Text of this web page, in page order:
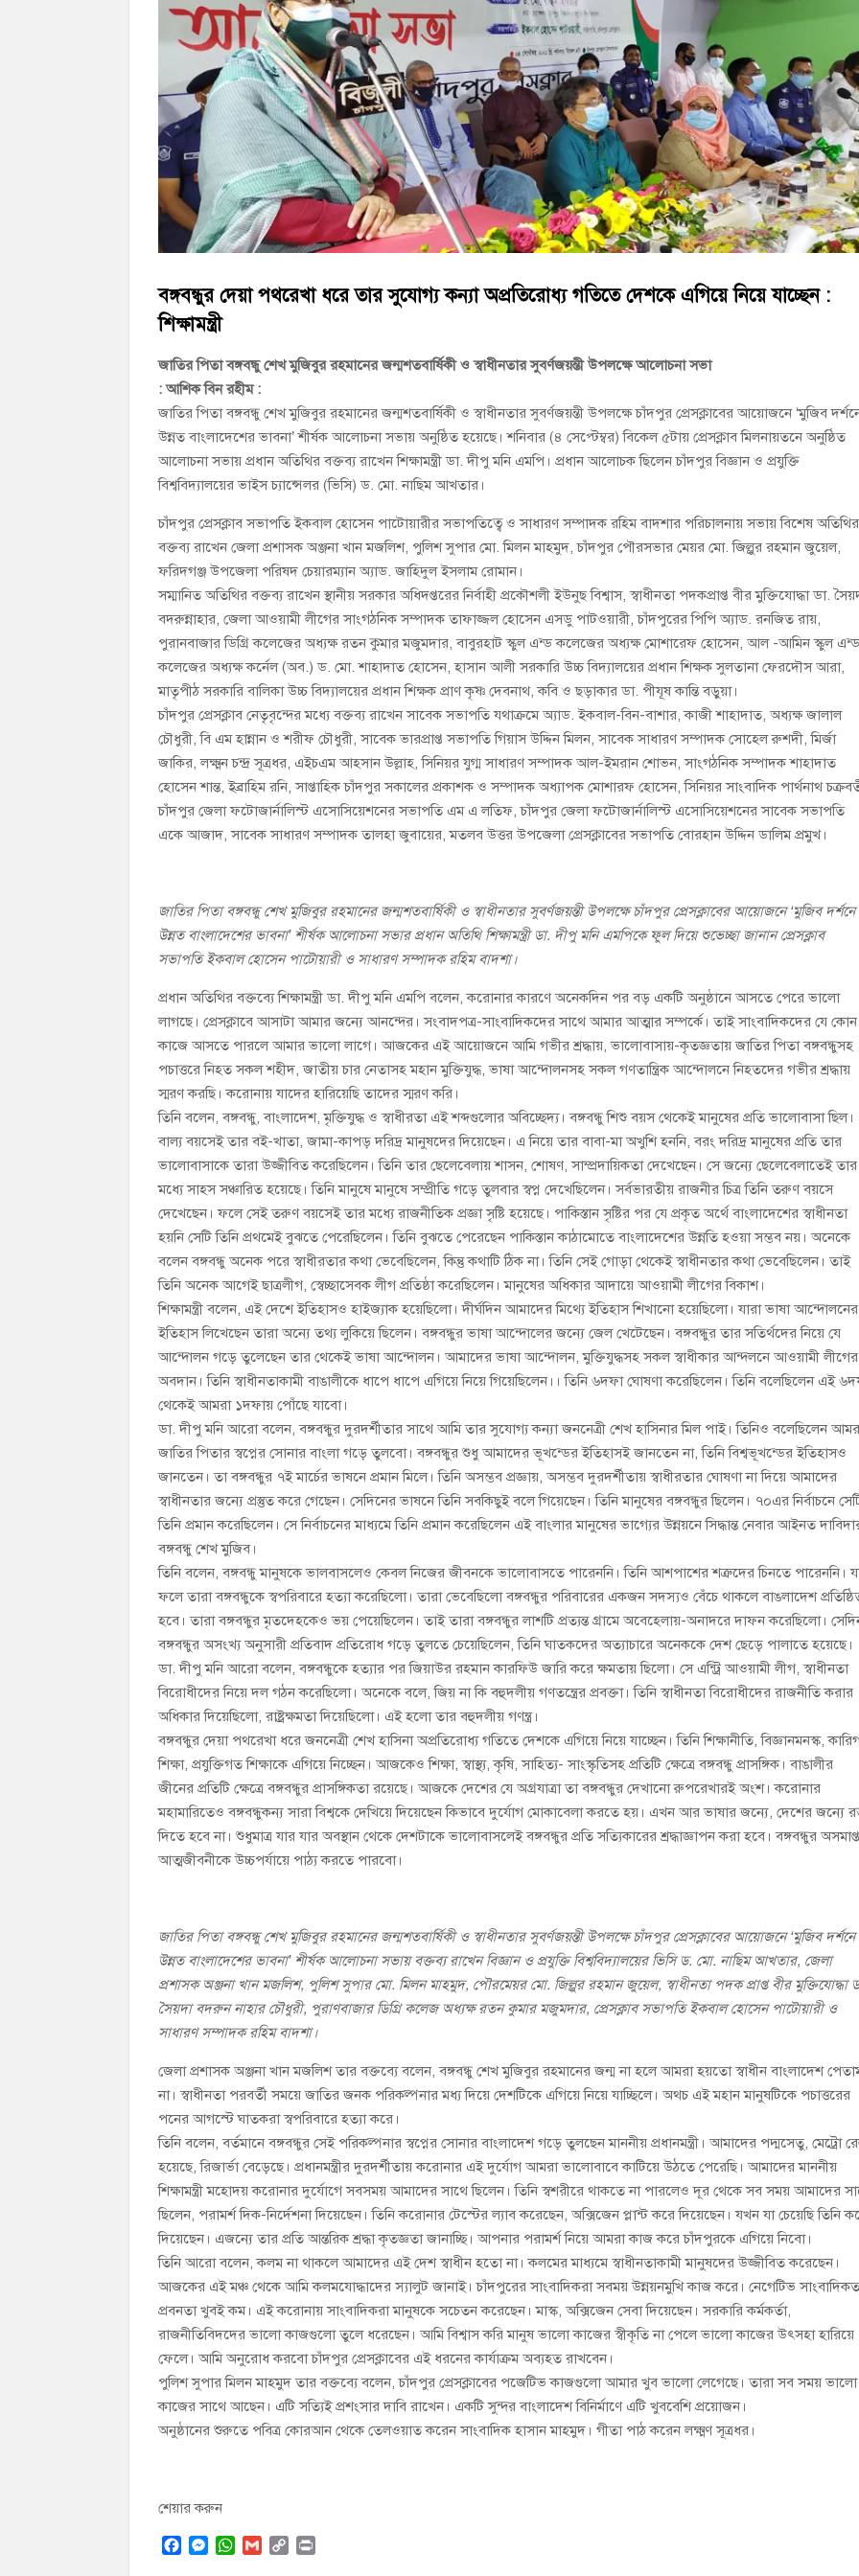
চাঁদপুর জেলা বিএনপির সিনিয়র সহ-সভাপতি মাহবুব আনোয়ার বাবলুর মৃত্যুতে স্মরণ সভা ও দোয়া মাহফিল
চাঁদপুর পৌরসভার ২০৫ কোটি টাকার বাজেট ঘোষণা
কচুয়ায় পৃথক অভিযানে ২০১ পিস ইয়াবা ও ৫০ গ্রাম গাঁজাসহ ৩ মাদক কারবারি গ্রেপ্তার
বঙ্গবন্ধুর দেয়া পথরেখা ধরে তার সুযোগ্য কন্যা অপ্রতিরোধ্য গতিতে দেশকে এগিয়ে নিয়ে যাচ্ছেন :
শিক্ষামন্ত্রী
জাতির পিতা বঙ্গবন্ধু শেখ মুজিবুর রহমানের জন্মশতবার্ষিকী ও স্বাধীনতার সুবর্ণজয়ন্তী উপলক্ষে আলোচনা সভা
: আশিক বিন রহীম :
জাতির পিতা বঙ্গবন্ধু শেখ মুজিবুর রহমানের জন্মশতবার্ষিকী ও স্বাধীনতার সুবর্ণজয়ন্তী উপলক্ষে চাঁদপুর প্রেসক্লাবের আয়োজনে ‘মুজিব
উন্নত বাংলাদেশের ভাবনা’ শীর্ষক আলোচনা সভায় অনুষ্ঠিত হয়েছে। শনিবার (৪ সেপ্টেম্বর) বিকেল ৫টায় প্রেসক্লাব মিলনায়তনে অনুষ্ঠিত
আলোচনা সভায় প্রধান অতিথির বক্তব্য রাখেন শিক্ষামন্ত্রী ডা. দীপু মনি এমপি। প্রধান আলোচক ছিলেন চাঁদপুর বিজ্ঞান ও প্রযুক্তি
বিশ্ববিদ্যালয়ের ভাইস চ্যান্সেলর (ভিসি) ড. মো. নাছিম আখতার।
চাঁদপুর প্রেসক্লাব সভাপতি ইকবাল হোসেন পাটোয়ারীর সভাপতিত্বে ও সাধারণ সম্পাদক রহিম বাদশার পরিচালনায় সভায় বিশেষ অতিথির
বক্তব্য রাখেন জেলা প্রশাসক অঞ্জনা খান মজলিশ, পুলিশ সুপার মো. মিলন মাহমুদ, চাঁদপুর পৌরসভার মেয়র মো. জিল্লুর রহমান জুয়েল,
ফরিদগঞ্জ উপজেলা পরিষদ চেয়ারম্যান অ্যাড. জাহিদুল ইসলাম রোমান।
সম্মানিত অতিথির বক্তব্য রাখেন স্থানীয় সরকার অধিদপ্তরের নির্বাহী প্রকৌশলী ইউনুছ বিশ্বাস, স্বাধীনতা পদকপ্রাপ্ত বীর মুক্তিযোদ্ধা ডা.
বদরুন্নাহার, জেলা আওয়ামী লীগের সাংগঠনিক সম্পাদক তাফাজ্জল হোসেন এসডু পাটওয়ারী, চাঁদপুরের পিপি অ্যাড. রনজিত রায়,
পুরানবাজার ডিগ্রি কলেজের অধ্যক্ষ রতন কুমার মজুমদার, বাবুরহাট স্কুল এন্ড কলেজের অধ্যক্ষ মোশারেফ হোসেন, আল -আমিন স্কুল এন্ড
কলেজের অধ্যক্ষ কর্নেল (অব.) ড. মো. শাহাদাত হোসেন, হাসান আলী সরকারি উচ্চ বিদ্যালয়ের প্রধান শিক্ষক সুলতানা ফেরদৌস আরা,
মাতৃপীঠ সরকারি বালিকা উচ্চ বিদ্যালয়ের প্রধান শিক্ষক প্রাণ কৃষ্ণ দেবনাথ, কবি ও ছড়াকার ডা. পীযূষ কান্তি বড়ুয়া।
চাঁদপুর প্রেসক্লাব নেতৃবৃন্দের মধ্যে বক্তব্য রাখেন সাবেক সভাপতি যথাক্রমে অ্যাড. ইকবাল-বিন-বাশার, কাজী শাহাদাত, অধ্যক্ষ জালাল
চৌধুরী, বি এম হান্নান ও শরীফ চৌধুরী, সাবেক ভারপ্রাপ্ত সভাপতি গিয়াস উদ্দিন মিলন, সাবেক সাধারণ সম্পাদক সোহেল রুশদী, মির্জা
জাকির, লক্ষ্মন চন্দ্র সূত্রধর, এইচএম আহসান উল্লাহ, সিনিয়র যুগ্ম সাধারণ সম্পাদক আল-ইমরান শোভন, সাংগঠনিক সম্পাদক শাহাদাত
হোসেন শান্ত, ইব্রাহিম রনি, সাপ্তাহিক চাঁদপুর সকালের প্রকাশক ও সম্পাদক অধ্যাপক মোশারফ হোসেন, সিনিয়র সাংবাদিক পার্থনাথ
চাঁদপুর জেলা ফটোজার্নালিস্ট এসোসিয়েশনের সভাপতি এম এ লতিফ, চাঁদপুর জেলা ফটোজার্নালিস্ট এসোসিয়েশনের সাবেক সভাপতি
একে আজাদ, সাবেক সাধারণ সম্পাদক তালহা জুবায়ের, মতলব উত্তর উপজেলা প্রেসক্লাবের সভাপতি বোরহান উদ্দিন ডালিম প্রমুখ।
জাতির পিতা বঙ্গবন্ধু শেখ মুজিবুর রহমানের জন্মশতবার্ষিকী ও স্বাধীনতার সুবর্ণজয়ন্তী উপলক্ষে চাঁদপুর প্রেসক্লাবের আয়োজনে ‘মুজিব দর্শনে
উন্নত বাংলাদেশের ভাবনা’ শীর্ষক আলোচনা সভার প্রধান অতিথি শিক্ষামন্ত্রী ডা. দীপু মনি এমপিকে ফুল দিয়ে শুভেচ্ছা জানান প্রেসক্লাব
সভাপতি ইকবাল হোসেন পাটোয়ারী ও সাধারণ সম্পাদক রহিম বাদশা।
প্রধান অতিথির বক্তব্যে শিক্ষামন্ত্রী ডা. দীপু মনি এমপি বলেন, করোনার কারণে অনেকদিন পর বড় একটি অনুষ্ঠানে আসতে পেরে ভালো
লাগছে। প্রেসক্লাবে আসাটা আমার জন্যে আনন্দের। সংবাদপত্র-সাংবাদিকদের সাথে আমার আত্মার সম্পর্কে। তাই সাংবাদিকদের যে কোন
কাজে আসতে পারলে আমার ভালো লাগে। আজকের এই আয়োজনে আমি গভীর শ্রদ্ধায়, ভালোবাসায়-কৃতজ্ঞতায় জাতির পিতা বঙ্গবন্ধুসহ
পচাত্তরে নিহত সকল শহীদ, জাতীয় চার নেতাসহ মহান মুক্তিযুদ্ধ, ভাষা আন্দোলনসহ সকল গণতান্ত্রিক আন্দোলনে নিহতদের গভীর শ্রদ্ধায়
স্মরণ করছি। করোনায় যাদের হারিয়েছি তাদের স্মরণ করি।
তিনি বলেন, বঙ্গবন্ধু, বাংলাদেশ, মৃক্তিযুদ্ধ ও স্বাধীরতা এই শব্দগুলোর অবিচ্ছেদ্য। বঙ্গবন্ধু শিশু বয়স থেকেই মানুষের প্রতি ভালোবাসা ছিল।
বাল্য বয়সেই তার বই-খাতা, জামা-কাপড় দরিদ্র মানুষদের দিয়েছেন। এ নিয়ে তার বাবা-মা অখুশি হননি, বরং দরিদ্র মানুষের প্রতি তার
ভালোবাসাকে তারা উজ্জীবিত করেছিলেন। তিনি তার ছেলেবেলায় শাসন, শোষণ, সাম্প্রদায়িকতা দেখেছেন। সে জন্যে ছেলেবেলাতেই তার
মধ্যে সাহস সঞ্চারিত হয়েছে। তিনি মানুষে মানুষে সম্প্রীতি গড়ে তুলবার স্বপ্ন দেখেছিলেন। সর্বভারতীয় রাজনীর চিত্র তিনি তরুণ বয়সে
দেখেছেন। ফলে সেই তরুণ বয়সেই তার মধ্যে রাজনীতিক প্রজ্ঞা সৃষ্টি হয়েছে। পাকিস্তান সৃষ্টির পর যে প্রকৃত অর্থে বাংলাদেশের স্বাধীনতা
হয়নি সেটি তিনি প্রথমেই বুঝতে পেরেছিলেন। তিনি বুঝতে পেরেছেন পাকিস্তান কাঠামোতে বাংলাদেশের উন্নতি হওয়া সম্ভব নয়। অনেকে
বলেন বঙ্গবন্ধু অনেক পরে স্বাধীরতার কথা ভেবেছিলেন, কিন্তু কথাটি ঠিক না। তিনি সেই গোড়া থেকেই স্বাধীনতার কথা ভেবেছিলেন। তাই
তিনি অনেক আগেই ছাত্রলীগ, স্বেচ্ছাসেবক লীগ প্রতিষ্ঠা করেছিলেন। মানুষের অধিকার আদায়ে আওয়ামী লীগের বিকাশ।
শিক্ষামন্ত্রী বলেন, এই দেশে ইতিহাসও হাইজ্যাক হয়েছিলো। দীর্ঘদিন আমাদের মিথ্যে ইতিহাস শিখানো হয়েছিলো। যারা ভাষা আন্দোলনের
ইতিহাস লিখেছেন তারা অন্যে তথ্য লুকিয়ে ছিলেন। বঙ্গবন্ধুর ভাষা আন্দোলের জন্যে জেল খেটেছেন। বঙ্গবন্ধুর তার সতির্থদের নিয়ে যে
আন্দোলন গড়ে তুলেছেন তার থেকেই ভাষা আন্দোলন। আমাদের ভাষা আন্দোলন, মুক্তিযুদ্ধসহ সকল স্বাধীকার আন্দলনে আওয়ামী লীগের
অবদান। তিনি স্বাধীনতাকামী বাঙালীকে ধাপে ধাপে এগিয়ে নিয়ে গিয়েছিলেন।। তিনি ৬দফা ঘোষণা করেছিলেন। তিনি বলেছিলেন এই
থেকেই আমরা ১দফায় পোঁছে যাবো।
ডা. দীপু মনি আরো বলেন, বঙ্গবন্ধুর দুরদর্শীতার সাথে আমি তার সুযোগ্য কন্যা জননেত্রী শেখ হাসিনার মিল পাই। তিনিও বলেছিলেন
জাতির পিতার স্বপ্নের সোনার বাংলা গড়ে তুলবো। বঙ্গবন্ধুর শুধু আমাদের ভূখন্ডের ইতিহাসই জানতেন না, তিনি বিশ্বভূখন্ডের ইতিহাসও
জানতেন। তা বঙ্গবন্ধুর ৭ই মার্চের ভাষনে প্রমান মিলে। তিনি অসম্ভব প্রজ্ঞায়, অসম্ভব দুরদর্শীতায় স্বাধীরতার ঘোষণা না দিয়ে আমাদের
স্বাধীনতার জন্যে প্রস্তুত করে গেছেন। সেদিনের ভাষনে তিনি সবকিছুই বলে গিয়েছেন। তিনি মানুষের বঙ্গবন্ধুর ছিলেন। ৭০এর নির্বাচনে
তিনি প্রমান করেছিলেন। সে নির্বাচনের মাধ্যমে তিনি প্রমান করেছিলেন এই বাংলার মানুষের ভাগ্যের উন্নয়নে সিদ্ধান্ত নেবার আইনত
বঙ্গবন্ধু শেখ মুজিব।
তিনি বলেন, বঙ্গবন্ধু মানুষকে ভালবাসলেও কেবল নিজের জীবনকে ভালোবাসতে পারেননি। তিনি আশপাশের শত্রুদের চিনতে পারেননি।
ফলে তারা বঙ্গবন্ধুকে স্বপরিবারে হত্যা করেছিলো। তারা ভেবেছিলো বঙ্গবন্ধুর পরিবারের একজন সদস্যও বেঁচে থাকলে বাঙলাদেশ
হবে। তারা বঙ্গবন্ধুর মৃতদেহকেও ভয় পেয়েছিলেন। তাই তারা বঙ্গবন্ধুর লাশটি প্রত্যন্ত গ্রামে অবেহেলায়-অনাদরে দাফন করেছিলো।
বঙ্গবন্ধুর অসংখ্য অনুসারী প্রতিবাদ প্রতিরোধ গড়ে তুলতে চেয়েছিলেন, তিনি ঘাতকদের অত্যাচারে অনেককে দেশ ছেড়ে পালাতে হয়েছে।
ডা. দীপু মনি আরো বলেন, বঙ্গবন্ধুকে হত্যার পর জিয়াউর রহমান কারফিউ জারি করে ক্ষমতায় ছিলো। সে এন্ট্রি আওয়ামী লীগ, স্বাধীনতা
বিরোধীদের নিয়ে দল গঠন করেছিলো। অনেকে বলে, জিয় না কি বহুদলীয় গণতন্ত্রের প্রবক্তা। তিনি স্বাধীনতা বিরোধীদের রাজনীতি করার
অধিকার দিয়েছিলো, রাষ্ট্রক্ষমতা দিয়েছিলো। এই হলো তার বহুদলীয় গণন্ত্র।
বঙ্গবন্ধুর দেয়া পথরেখা ধরে জননেত্রী শেখ হাসিনা অপ্রতিরোধ্য গতিতে দেশকে এগিয়ে নিয়ে যাচ্ছেন। তিনি শিক্ষানীতি, বিজ্ঞানমনস্ক,
শিক্ষা, প্রযুক্তিগত শিক্ষাকে এগিয়ে নিচ্ছেন। আজকেও শিক্ষা, স্বাস্থ্য, কৃষি, সাহিত্য- সাংস্কৃতিসহ প্রতিটি ক্ষেত্রে বঙ্গবন্ধু প্রাসঙ্গিক। বাঙালীর
জীনের প্রতিটি ক্ষেত্রে বঙ্গবন্ধুর প্রাসঙ্গিকতা রয়েছে। আজকে দেশের যে অগ্রযাত্রা তা বঙ্গবন্ধুর দেখানো রুপরেখারই অংশ। করোনার
মহামারিতেও বঙ্গবন্ধুকন্য সারা বিশ্বকে দেখিয়ে দিয়েছেন কিভাবে দুর্যোগ মোকাবেলা করতে হয়। এখন আর ভাষার জন্যে, দেশের জন্যে
দিতে হবে না। শুধুমাত্র যার যার অবস্থান থেকে দেশটাকে ভালোবাসলেই বঙ্গবন্ধুর প্রতি সত্যিকারের শ্রদ্ধাজ্ঞাপন করা হবে। বঙ্গবন্ধুর অসমাপ্ত
আত্মজীবনীকে উচ্চপর্যায়ে পাঠ্য করতে পারবো।
জাতির পিতা বঙ্গবন্ধু শেখ মুজিবুর রহমানের জন্মশতবার্ষিকী ও স্বাধীনতার সুবর্ণজয়ন্তী উপলক্ষে চাঁদপুর প্রেসক্লাবের আয়োজনে ‘মুজিব দর্শনে
উন্নত বাংলাদেশের ভাবনা’ শীর্ষক আলোচনা সভায় বক্তব্য রাখেন বিজ্ঞান ও প্রযুক্তি বিশ্ববিদ্যালয়ের ভিসি ড. মো. নাছিম আখতার, জেলা
প্রশাসক অঞ্জনা খান মজলিশ, পুলিশ সুপার মো. মিলন মাহমুদ, পৌরমেয়র মো. জিল্লুর রহমান জুয়েল, স্বাধীনতা পদক প্রাপ্ত বীর মুক্তিযোদ্ধা
সৈয়দা বদরুন নাহার চৌধুরী, পুরাণবাজার ডিগ্রি কলেজ অধ্যক্ষ রতন কুমার মজুমদার, প্রেসক্লাব সভাপতি ইকবাল হোসেন পাটোয়ারী ও
সাধারণ সম্পাদক রহিম বাদশা।
জেলা প্রশাসক অঞ্জনা খান মজলিশ তার বক্তব্যে বলেন, বঙ্গবন্ধু শেখ মুজিবুর রহমানের জন্ম না হলে আমরা হয়তো স্বাধীন বাংলাদেশ
না। স্বাধীনতা পরবর্তী সময়ে জাতির জনক পরিকল্পনার মধ্য দিয়ে দেশটিকে এগিয়ে নিয়ে যাচ্ছিলে। অথচ এই মহান মানুষটিকে পচাত্তরের
পনের আগস্টে ঘাতকরা স্বপরিবারে হত্যা করে।
তিনি বলেন, বর্তমানে বঙ্গবন্ধুর সেই পরিকল্পনার স্বপ্নের সোনার বাংলাদেশ গড়ে তুলছেন মাননীয় প্রধানমন্ত্রী। আমাদের পদ্মসেতু, মেট্রো
হয়েছে, রিজার্ভা বেড়েছে। প্রধানমন্ত্রীর দুরদর্শীতায় করোনার এই দুর্যোগ আমরা ভালোবাবে কাটিয়ে উঠতে পেরেছি। আমাদের মাননীয়
শিক্ষামন্ত্রী মহোদয় করোনার দুর্যোগে সবসময় আমাদের সাথে ছিলেন। তিনি স্বশরীরে থাকতে না পারলেও দূর থেকে সব সময় আমাদের
ছিলেন, পরামর্শ দিক-নির্দেশনা দিয়েছেন। তিনি করোনার টেস্টের ল্যাব করেছেন, অক্সিজেন প্লান্ট করে দিয়েছেন। যখন যা চেয়েছি তিনি
দিয়েছেন। এজন্যে তার প্রতি আন্তরিক শ্রদ্ধা কৃতজ্ঞতা জানাচ্ছি। আপনার পরামর্শ নিয়ে আমরা কাজ করে চাঁদপুরকে এগিয়ে নিবো।
তিনি আরো বলেন, কলম না থাকলে আমাদের এই দেশ স্বাধীন হতো না। কলমের মাধ্যমে স্বাধীনতাকামী মানুষদের উজ্জীবিত করেছেন।
আজকের এই মঞ্চ থেকে আমি কলমযোদ্ধাদের স্যালুট জানাই। চাঁদপুরের সাংবাদিকরা সবময় উন্নয়নমুখি কাজ করে। নেগেটিভ
প্রবনতা খুবই কম। এই করোনায় সাংবাদিকরা মানুষকে সচেতন করেছেন। মাস্ক, অক্সিজেন সেবা দিয়েছেন। সরকারি কর্মকর্তা,
রাজনীতিবিদদের ভালো কাজগুলো তুলে ধরেছেন। আমি বিশ্বাস করি মানুষ ভালো কাজের স্বীকৃতি না পেলে ভালো কাজের উৎসহা হারিয়ে
ফেলে। আমি অনুরোধ করবো চাঁদপুর প্রেসক্লাবের এই ধরনের কার্যাক্রম অব্যহত রাখবেন।
পুলিশ সুপার মিলন মাহমুদ তার বক্তব্যে বলেন, চাঁদপুর প্রেসক্লাবের পজেটিভ কাজগুলো আমার খুব ভালো লেগেছে। তারা সব সময় ভালো
কাজের সাথে আছেন। এটি সত্যিই প্রশংসার দাবি রাখেন। একটি সুন্দর বাংলাদেশ বিনির্মাণে এটি খুববেশি প্রয়োজন।
অনুষ্ঠানের শুরুতে পবিত্র কোরআন থেকে তেলওয়াত করেন সাংবাদিক হাসান মাহমুদ। গীতা পাঠ করেন লক্ষ্মণ সূত্রধর।
শেয়ার করুন
M
W
G
C